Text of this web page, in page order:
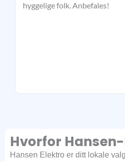
hyggelige folk. Anbefales!
Hvorfor
Hansen Elektro er ditt lokale